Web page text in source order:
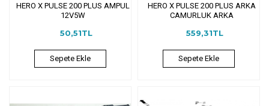
HERO X PULSE 200 PLUS AMPUL
12V5W
50,51TL
Sepete Ekle
HERO X PULSE 200 PLUS ARKA
CAMURLUK ARKA
559,31TL
Sepete Ekle